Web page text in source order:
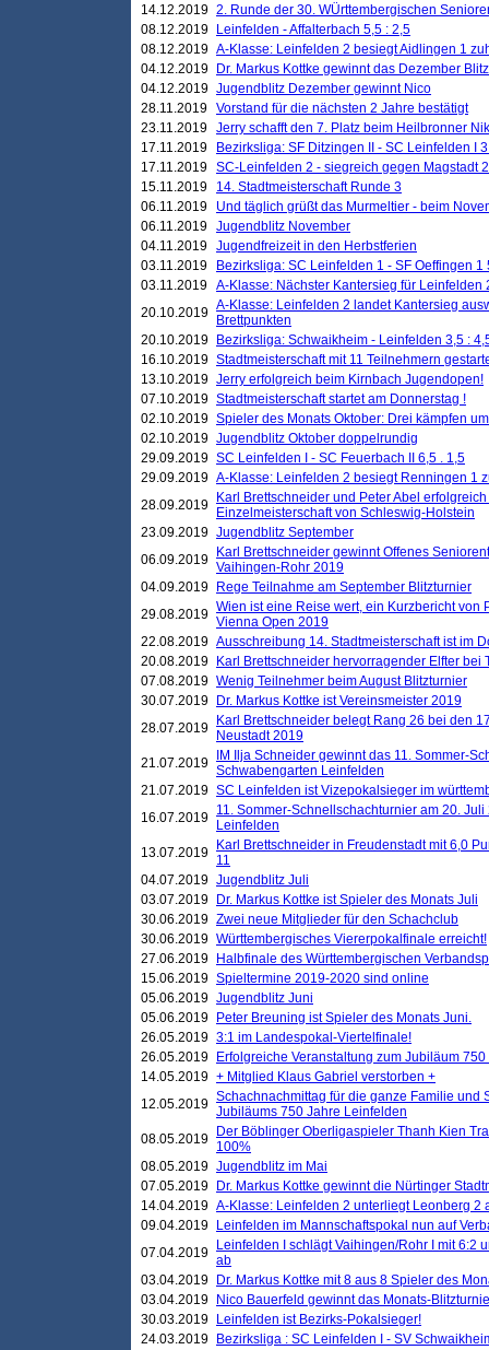
14.12.2019 2. Runde der 30. WÜrttembergischen
08.12.2019
Leinfelden - Affalterbach 5,5 : 2,5
08.12.2019 A-Klasse: Leinfelden 2 besiegt Aidlingen 1
04.12.2019
Dr. Markus Kottke gewinnt das Dezember
04.12.2019 Jugendblitz Dezember gewinnt Nico
28.11.2019 Vorstand für die nächsten 2 Jahre bestätigt
23.11.2019 Jerry schafft den 7. Platz beim Heilbronner
17.11.2019
Bezirksliga: SF Ditzingen II - SC Leinfelden I
17.11.2019 SC-Leinfelden 2 - siegreich gegen Magstadt 2
15.11.2019
14. Stadtmeisterschaft Runde 3
06.11.2019
Und täglich grüßt das Murmeltier - beim
06.11.2019 Jugendblitz November
04.11.2019 Jugendfreizeit in den Herbstferien
03.11.2019
Bezirksliga: SC Leinfelden 1 - SF Oeffingen 1
03.11.2019 A-Klasse: Nächster Kantersieg für Leinfelden
20.10.2019 A-Klasse: Leinfelden 2 landet Kantersieg
Brettpunkten
20.10.2019
Bezirksliga: Schwaikheim - Leinfelden 3,5 :
16.10.2019 Stadtmeisterschaft mit 11 Teilnehmern
13.10.2019 Jerry erfolgreich beim Kirnbach Jugendopen!
07.10.2019 Stadtmeisterschaft startet am Donnerstag !
02.10.2019 Spieler des Monats Oktober: Drei kämpfen
02.10.2019 Jugendblitz Oktober doppelrundig
29.09.2019 SC Leinfelden I - SC Feuerbach II 6,5 . 1,5
29.09.2019 A-Klasse: Leinfelden 2 besiegt Renningen 1
28.09.2019
Karl Brettschneider und Peter Abel
Einzelmeisterschaft von Schleswig-Holstein
23.09.2019 Jugendblitz September
06.09.2019
Karl Brettschneider gewinnt Offenes
Vaihingen-Rohr 2019
04.09.2019
Rege Teilnahme am September Blitzturnier
29.08.2019 Wien ist eine Reise wert, ein Kurzbericht von
Vienna Open 2019
22.08.2019 Ausschreibung 14. Stadtmeisterschaft ist im
20.08.2019
Karl Brettschneider hervorragender Elfter bei
07.08.2019 Wenig Teilnehmer beim August Blitzturnier
30.07.2019
Dr. Markus Kottke ist Vereinsmeister 2019
28.07.2019
Karl Brettschneider belegt Rang 26 bei den
Neustadt 2019
21.07.2019
IM Ilja Schneider gewinnt das 11. Sommer-
Schwabengarten Leinfelden
21.07.2019 SC Leinfelden ist Vizepokalsieger im
16.07.2019 11. Sommer-Schnellschachturnier am 20.
Leinfelden
13.07.2019
Karl Brettschneider in Freudenstadt mit 6,0
11
04.07.2019 Jugendblitz Juli
03.07.2019
Dr. Markus Kottke ist Spieler des Monats Juli
30.06.2019 Zwei neue Mitglieder für den Schachclub
30.06.2019 Württembergisches Viererpokalfinale erreicht!
27.06.2019
Halbfinale des Württembergischen
15.06.2019 Spieltermine 2019-2020 sind online
05.06.2019 Jugendblitz Juni
05.06.2019
Peter Breuning ist Spieler des Monats Juni.
26.05.2019 3:1 im Landespokal-Viertelfinale!
26.05.2019
Erfolgreiche Veranstaltung zum Jubiläum
14.05.2019 + Mitglied Klaus Gabriel verstorben +
12.05.2019 Schachnachmittag für die ganze Familie und
Jubiläums 750 Jahre Leinfelden
08.05.2019
Der Böblinger Oberligaspieler Thanh Kien
100%
08.05.2019 Jugendblitz im Mai
07.05.2019
Dr. Markus Kottke gewinnt die Nürtinger
14.04.2019 A-Klasse: Leinfelden 2 unterliegt Leonberg 2
09.04.2019
Leinfelden im Mannschaftspokal nun auf
07.04.2019
Leinfelden I schlägt Vaihingen/Rohr I mit 6:2
ab
03.04.2019
Dr. Markus Kottke mit 8 aus 8 Spieler des
03.04.2019
Nico Bauerfeld gewinnt das Monats-
30.03.2019
Leinfelden ist Bezirks-Pokalsieger!
24.03.2019
Bezirksliga : SC Leinfelden I - SV